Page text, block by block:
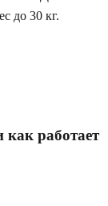
до 30 кг.
работает